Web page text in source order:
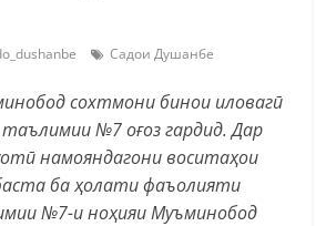
Садои Душанбе
сохтмони бинои иловагӣ
таълимии №7 оғоз гардид. Дар
намояндагони воситаҳои
ба ҳолати фаъолияти
№7-и ноҳияи Муъминобод